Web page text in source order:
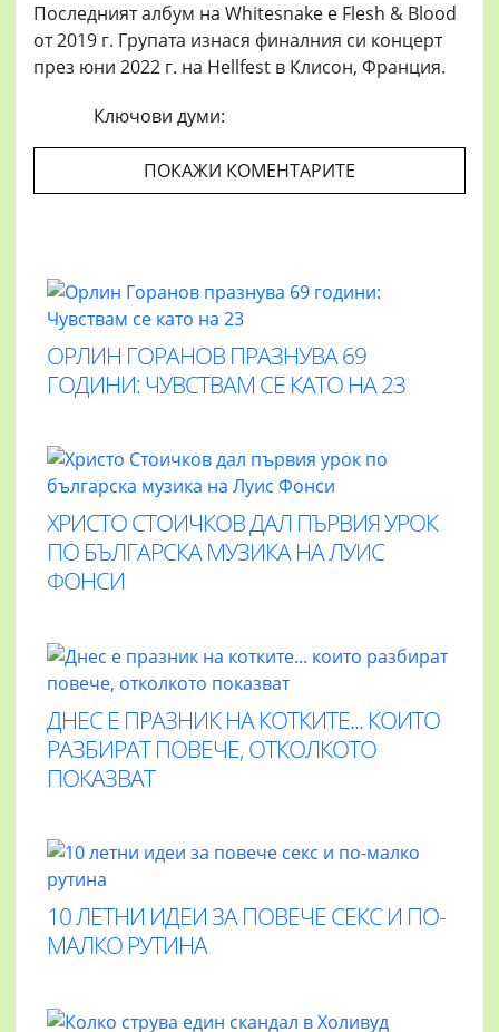
Последният албум на Whitesnake е Flesh & Blood
от 2019 г. Групата изнася финалния си концерт
през юни 2022 г. на Hellfest в Клисон, Франция.
Ключови думи:
ПОКАЖИ КОМЕНТАРИТЕ
ОРЛИН ГОРАНОВ ПРАЗНУВА 69
ГОДИНИ: ЧУВСТВАМ СЕ КАТО НА 23
ХРИСТО СТОИЧКОВ ДАЛ ПЪРВИЯ УРОК
ПО БЪЛГАРСКА МУЗИКА НА ЛУИС
ФОНСИ
ДНЕС Е ПРАЗНИК НА КОТКИТЕ... КОИТО
РАЗБИРАТ ПОВЕЧЕ, ОТКОЛКОТО
ПОКАЗВАТ
10 ЛЕТНИ ИДЕИ ЗА ПОВЕЧЕ СЕКС И ПО-
МАЛКО РУТИНА